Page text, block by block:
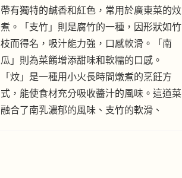
帶有獨特的鹹香和紅色，常用於廣東菜的炆
煮。「支竹」則是腐竹的一種，因形狀如竹
枝而得名，吸汁能力強，口感軟滑。「南
瓜」則為菜餚增添甜味和軟糯的口感。
「炆」是一種用小火長時間燉煮的烹飪方
式，能使食材充分吸收醬汁的風味。這道菜
融合了南乳濃郁的風味、支竹的軟滑、